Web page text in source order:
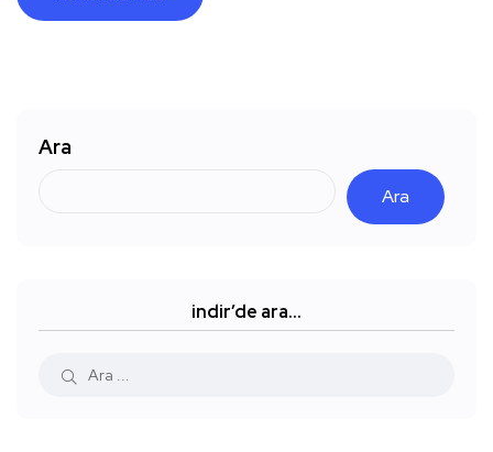
Ara
Ara
indir’de ara…